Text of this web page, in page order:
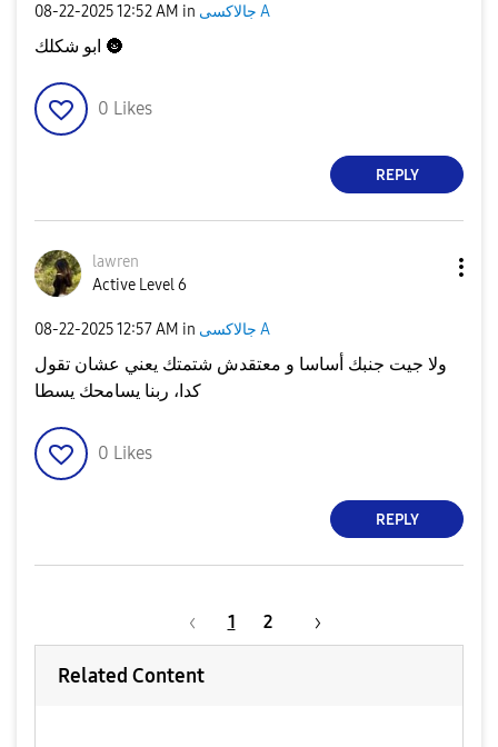
‎08-22-202512:52 AM in جالاكسى A
🌚
0 Likes
REPLY
lawren
Active Level 6
‎08-22-202512:57 AM in جالاكسى A
ولا جيت جنبك أساسا و معتقدش شتمتك يعني عشان تقول
كدا، ربنا يسامحك يسطا
0 Likes
REPLY
1 2
Related Content